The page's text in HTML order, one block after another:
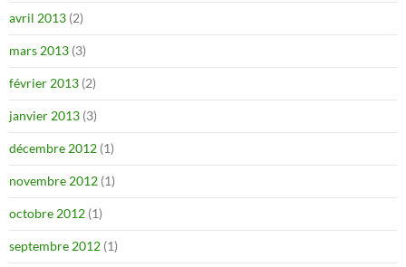
avril 2013 (2)
mars 2013 (3)
février 2013 (2)
janvier 2013 (3)
décembre 2012 (1)
novembre 2012 (1)
octobre 2012 (1)
septembre 2012 (1)